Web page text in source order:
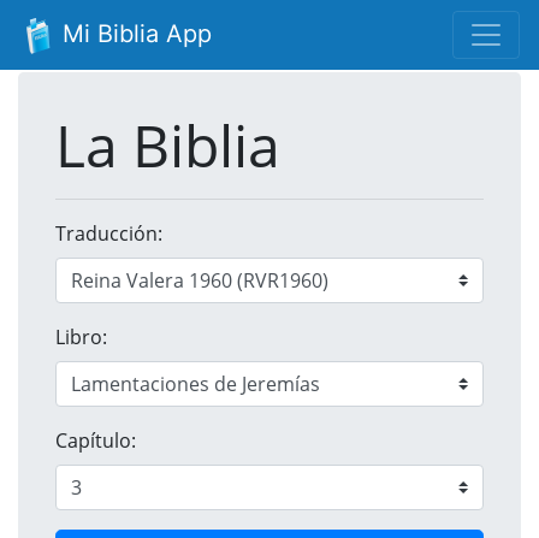
Mi Biblia App
La Biblia
Traducción:
Libro:
Capítulo: